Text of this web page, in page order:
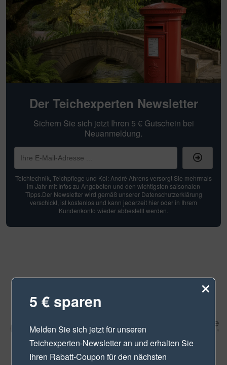
Der Teichexperten Newsletter
Sichern Sie sich jetzt Ihren 5 € Gutschein bei
Neuanmeldung.
Teichtechnik, Teichpflege und Koi: André Ahrens versorgt Sie mehrmals
im Jahr mit Infos zu Angeboten und den wichtigsten saisonalen
Tipps.Der Newsletter wird gemäß unserer Datenschutzerklärung
verschickt, ist kostenlos und kann jederzeit hier oder in Ihrem
Kundenkonto wieder abbestellt werden.
5 € sparen
Melden Sie sich jetzt für unseren
Teichexperten-Newsletteran und erhalten Sie
Ihren Rabatt-Coupon für den nächsten